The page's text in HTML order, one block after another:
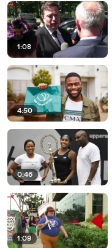
1:08
4:50
0:46
1:09